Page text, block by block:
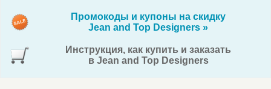
Промокоды и купоны на скидку
Jean and Top Designers »
Инструкция, как купить и заказать
в Jean and Top Designers